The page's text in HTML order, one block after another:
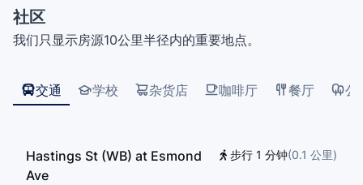
School, wək̓ʷan̓əs tə syaqʷəm
社区
我们只显示房源10公里半径内的重要地点。
交通 学校 杂货店 咖啡厅 餐厅 公
Hastings St (WB) at Esmond
Ave
步行 1 分钟(0.1 公里)